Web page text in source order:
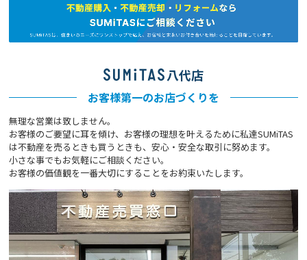
八代店
お客様第一のお店づくりを
無理な営業は致しません。
お客様のご要望に耳を傾け、お客様の理想を叶えるために私達SUMiTAS
は不動産を売るときも買うときも、安心・安全な取引に努めます。
小さな事でもお気軽にご相談ください。
お客様の価値観を一番大切にすることをお約束いたします。